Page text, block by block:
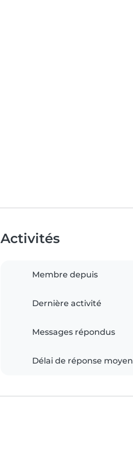
Activités
Membre depuis
Dernière activité
Messages répondus
Délai de réponse moyen